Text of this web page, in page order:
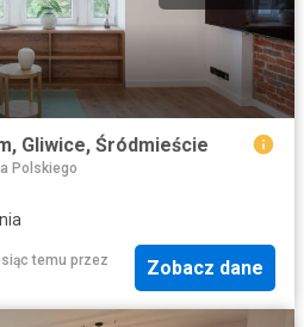
Gliwice, Śródmieście
Polskiego
temu przez
Zobacz dane